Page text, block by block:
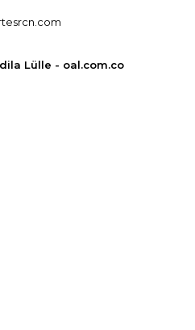
Lülle - oal.com.co